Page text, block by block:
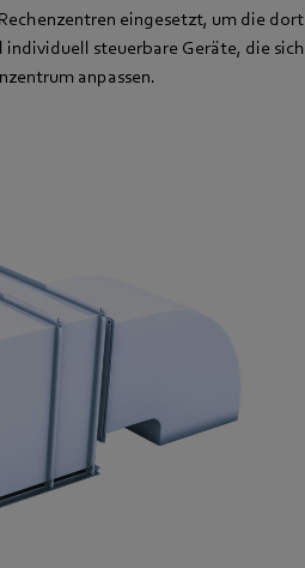
eingesetzt, um die dort
steuerbare Geräte, die sich
anpassen.